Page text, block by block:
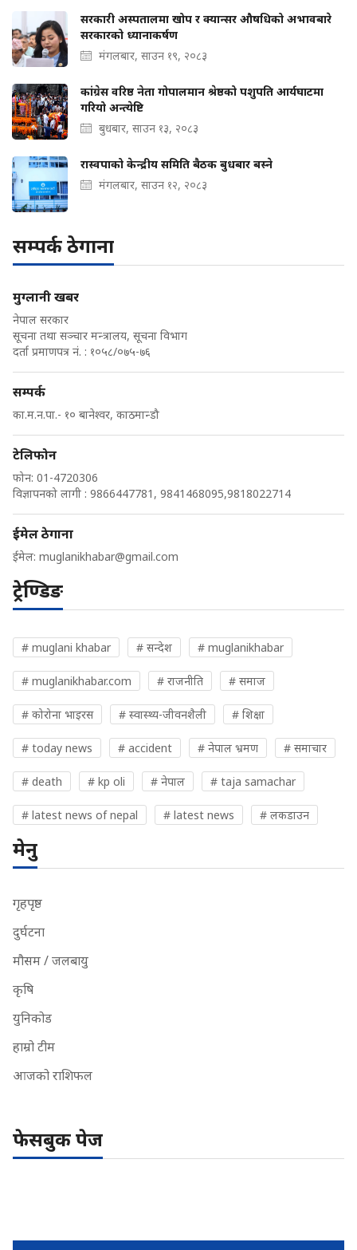
सरकारी अस्पतालमा खोप र क्यान्सर औषधिको अभावबारे
सरकारको ध्यानाकर्षण
मंगलबार, साउन १९, २०८३
कांग्रेस वरिष्ठ नेता गोपालमान श्रेष्ठको पशुपति आर्यघाटमा
गरियो अन्त्येष्टि
बुधबार, साउन १३, २०८३
रास्वपाको केन्द्रीय समिति बैठक बुधबार बस्ने
मंगलबार, साउन १२, २०८३
सम्पर्क ठेगाना
मुग्लानी खबर
नेपाल सरकार
सूचना तथा सञ्चार मन्त्रालय, सूचना विभाग
दर्ता प्रमाणपत्र नं. : १०५८/०७५-७६
सम्पर्क
का.म.न.पा.- १० बानेश्वर, काठमान्डौ
टेलिफोन
फोन: 01-4720306
विज्ञापनको लागी : 9866447781, 9841468095,9818022714
ईमेल ठेगाना
ईमेल: muglanikhabar@gmail.com
ट्रेण्डिङ
# muglani khabar # सन्देश # muglanikhabar
# muglanikhabar.com # राजनीति # समाज
# कोरोना भाइरस # स्वास्थ्य-जीवनशैली # शिक्षा
# today news # accident # नेपाल भ्रमण # समाचार
# death # kp oli # नेपाल # taja samachar
# latest news of nepal # latest news # लकडाउन
मेनु
गृहपृष्ठ
दुर्घटना
मौसम / जलबायु
कृषि
युनिकोड
हाम्रो टीम
आजको राशिफल
फेसबुक पेज